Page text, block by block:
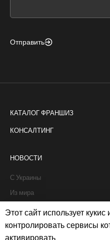
Отправить
КАТАЛОГ ФРАНШИЗ
КОНСАЛТИНГ
НОВОСТИ
С Украины
Из мира
Интервью
Истории франчайзи
Рапорты
Этот сайт использует
контролировать сервисы